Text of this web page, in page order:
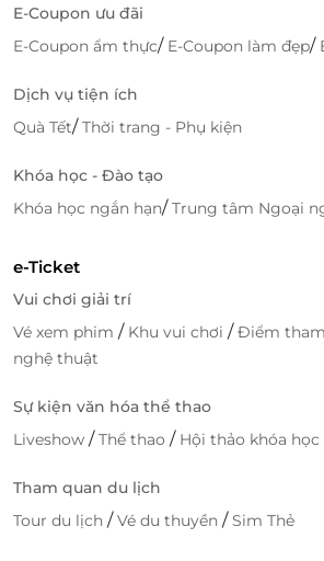
Truy cập lifelink.vn
dẫn bạn nhé!
E-Coupon ưu đãi
E-Coupon ẩm thực/ E-Coupon làm đẹp/
Dịch vụ tiện ích
Quà Tết/Thời trang - Phụ kiện
Khóa học - Đào tạo
Khóa học ngắn hạn/Trung tâm Ngoại
e-Ticket
Vui chơi giải trí
Vé xem phim / Khu vui chơi /Điểm
nghệ thuật
Sự kiện văn hóa thể thao
Liveshow /Thể thao / Hội thảo khóa học
Tham quan du lịch
Tour du lịch /Vé du thuyền /Sim Thẻ